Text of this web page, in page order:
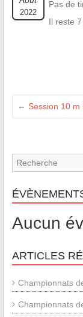
2022
Pas de
Il reste
← Session 10
Aucun
ARTICLES
Championnats
Championnats